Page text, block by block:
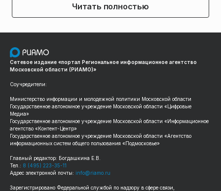
Читать полностью
Сетевое издание «портал Региональное информационное агентство
Московской области (РИАМО)»
Соучредители:
Министерство информации и молодежной политики Московской области
Государственное автономное учреждение Московской области «Цифровые
Медиа»
Государственное автономное учреждение Московской области «Информационное
агентство «Контент-Центр»
Государственное автономное учреждение Московской области «Агентство
информационных систем общего пользования «Подмосковье»
Главный редактор: Богдашкина Е.В.
Тел.: 8 (495) 223-35-11
Адрес электронной почты: info@riamo.ru
Зарегистрировано Федеральной службой по надзору в сфере связи,